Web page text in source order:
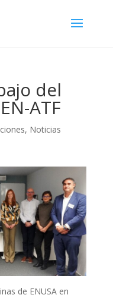
del
ATF
, Noticias
de ENUSA en